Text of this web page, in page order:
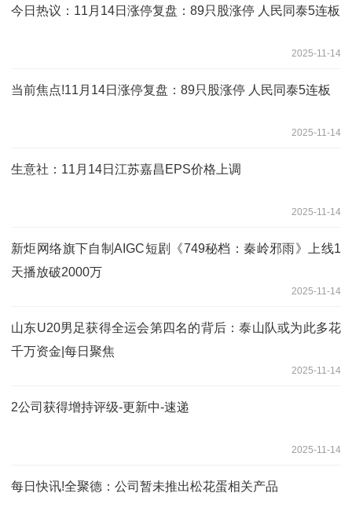
今日热议：11月14日涨停复盘：89只股涨停 人民同泰5连板
2025-11-14
当前焦点!11月14日涨停复盘：89只股涨停 人民同泰5连板
2025-11-14
生意社：11月14日江苏嘉昌EPS价格上调
2025-11-14
新炬网络旗下自制AIGC短剧《749秘档：秦岭邪雨》上线1
天播放破2000万
2025-11-14
山东U20男足获得全运会第四名的背后：泰山队或为此多花
千万资金|每日聚焦
2025-11-14
2公司获得增持评级-更新中-速递
2025-11-14
每日快讯!全聚德：公司暂未推出松花蛋相关产品